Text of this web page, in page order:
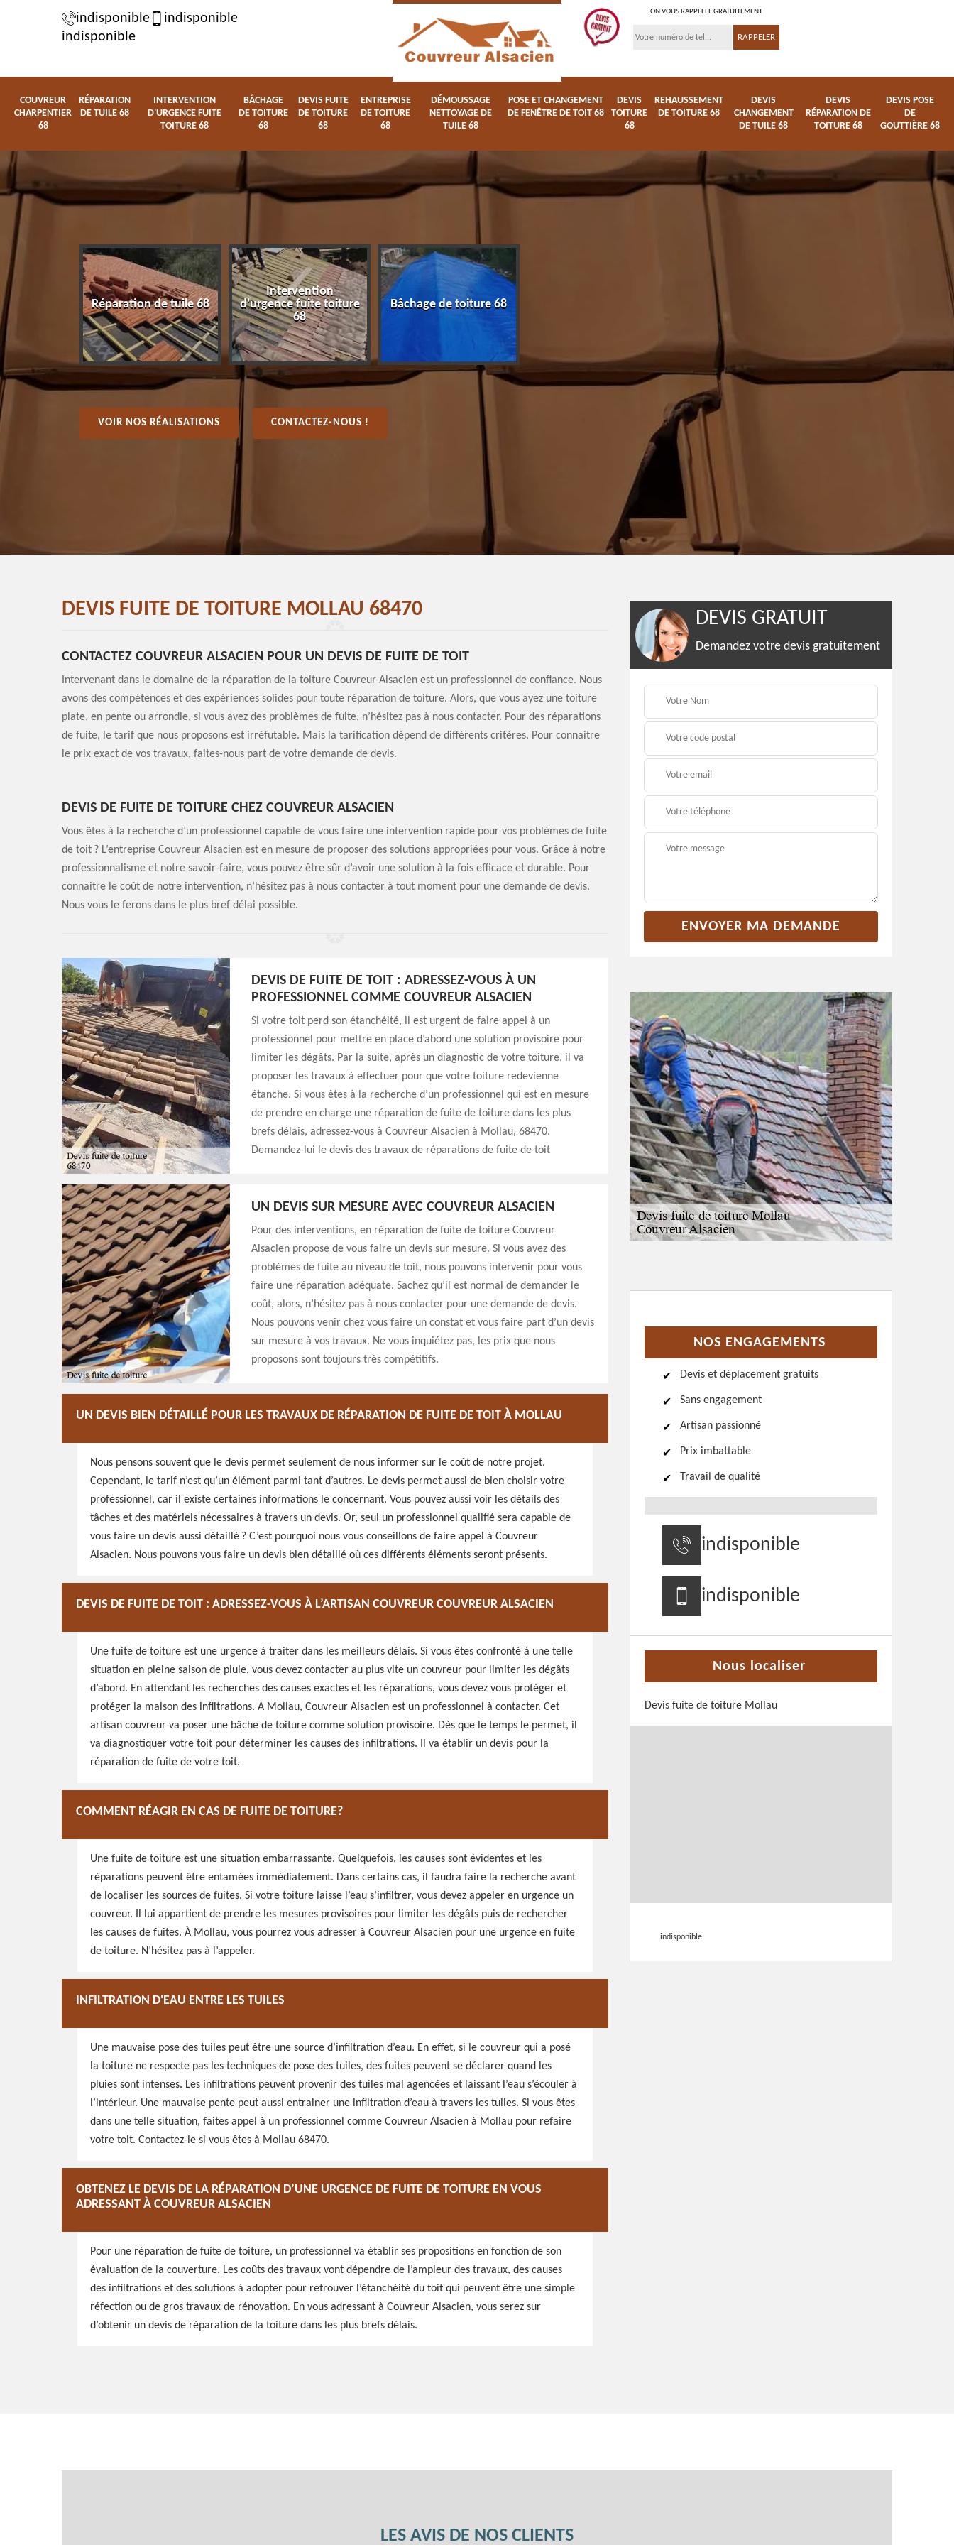
indisponible
indisponible
indisponible
ON VOUS RAPPELLE GRATUITEMENT
COUVREUR
CHARPENTIER
68
RÉPARATION
DE TUILE 68
INTERVENTION
D'URGENCE FUITE
TOITURE 68
BÂCHAGE
DE TOITURE
68
DEVIS FUITE
DE TOITURE
68
ENTREPRISE
DE TOITURE
68
DÉMOUSSAGE
NETTOYAGE DE
TUILE 68
POSE ET CHANGEMENT
DE FENÊTRE DE TOIT 68
DEVIS
TOITURE
68
REHAUSSEMENT
DE TOITURE 68
DEVIS
CHANGEMENT
DE TUILE 68
DEVIS
RÉPARATION DE
TOITURE 68
DEVIS POSE
DE
GOUTTIÈRE 68
Réparation de tuile 68
Intervention
d'urgence fuite toiture
68
Bâchage de toiture 68
Entreprise de toiture
nettoyage de tuile 68
VOIR NOS RÉALISATIONS CONTACTEZ-NOUS !
DEVIS FUITE DE TOITURE MOLLAU 68470
CONTACTEZ COUVREUR ALSACIEN POUR UN DEVIS DE FUITE DE TOIT
Intervenant dans le domaine de la réparation de la toiture Couvreur Alsacien est un professionnel de confiance. Nous
avons des compétences et des expériences solides pour toute réparation de toiture. Alors, que vous ayez une toiture
plate, en pente ou arrondie, si vous avez des problèmes de fuite, n’hésitez pas à nous contacter. Pour des réparations
de fuite, le tarif que nous proposons est irréfutable. Mais la tarification dépend de différents critères. Pour connaitre
le prix exact de vos travaux, faites-nous part de votre demande de devis.
DEVIS DE FUITE DE TOITURE CHEZ COUVREUR ALSACIEN
Vous êtes à la recherche d’un professionnel capable de vous faire une intervention rapide pour vos problèmes de fuite
de toit ? L’entreprise Couvreur Alsacien est en mesure de proposer des solutions appropriées pour vous. Grâce à notre
professionnalisme et notre savoir-faire, vous pouvez être sûr d’avoir une solution à la fois efficace et durable. Pour
connaitre le coût de notre intervention, n’hésitez pas à nous contacter à tout moment pour une demande de devis.
Nous vous le ferons dans le plus bref délai possible.
DEVIS DE FUITE DE TOIT : ADRESSEZ-VOUS À UN
PROFESSIONNEL COMME COUVREUR ALSACIEN
Si votre toit perd son étanchéité, il est urgent de faire appel à un
professionnel pour mettre en place d’abord une solution provisoire pour
limiter les dégâts. Par la suite, après un diagnostic de votre toiture, il va
proposer les travaux à effectuer pour que votre toiture redevienne
étanche. Si vous êtes à la recherche d’un professionnel qui est en mesure
de prendre en charge une réparation de fuite de toiture dans les plus
brefs délais, adressez-vous à Couvreur Alsacien à Mollau, 68470.
Demandez-lui le devis des travaux de réparations de fuite de toit
UN DEVIS SUR MESURE AVEC COUVREUR ALSACIEN
Pour des interventions, en réparation de fuite de toiture Couvreur
Alsacien propose de vous faire un devis sur mesure. Si vous avez des
problèmes de fuite au niveau de toit, nous pouvons intervenir pour vous
faire une réparation adéquate. Sachez qu’il est normal de demander le
coût, alors, n’hésitez pas à nous contacter pour une demande de devis.
Nous pouvons venir chez vous faire un constat et vous faire part d’un devis
sur mesure à vos travaux. Ne vous inquiétez pas, les prix que nous
proposons sont toujours très compétitifs.
UN DEVIS BIEN DÉTAILLÉ POUR LES TRAVAUX DE RÉPARATION DE FUITE DE TOIT À MOLLAU
Nous pensons souvent que le devis permet seulement de nous informer sur le coût de notre projet.
Cependant, le tarif n’est qu’un élément parmi tant d’autres. Le devis permet aussi de bien choisir votre
professionnel, car il existe certaines informations le concernant. Vous pouvez aussi voir les détails des
tâches et des matériels nécessaires à travers un devis. Or, seul un professionnel qualifié sera capable de
vous faire un devis aussi détaillé ? C’est pourquoi nous vous conseillons de faire appel à Couvreur
Alsacien. Nous pouvons vous faire un devis bien détaillé où ces différents éléments seront présents.
DEVIS DE FUITE DE TOIT : ADRESSEZ-VOUS À L’ARTISAN COUVREUR COUVREUR ALSACIEN
Une fuite de toiture est une urgence à traiter dans les meilleurs délais. Si vous êtes confronté à une telle
situation en pleine saison de pluie, vous devez contacter au plus vite un couvreur pour limiter les dégâts
d’abord. En attendant les recherches des causes exactes et les réparations, vous devez vous protéger et
protéger la maison des infiltrations. A Mollau, Couvreur Alsacien est un professionnel à contacter. Cet
artisan couvreur va poser une bâche de toiture comme solution provisoire. Dès que le temps le permet, il
va diagnostiquer votre toit pour déterminer les causes des infiltrations. Il va établir un devis pour la
réparation de fuite de votre toit.
COMMENT RÉAGIR EN CAS DE FUITE DE TOITURE?
Une fuite de toiture est une situation embarrassante. Quelquefois, les causes sont évidentes et les
réparations peuvent être entamées immédiatement. Dans certains cas, il faudra faire la recherche avant
de localiser les sources de fuites. Si votre toiture laisse l’eau s’infiltrer, vous devez appeler en urgence un
couvreur. Il lui appartient de prendre les mesures provisoires pour limiter les dégâts puis de rechercher
les causes de fuites. À Mollau, vous pourrez vous adresser à Couvreur Alsacien pour une urgence en fuite
de toiture. N’hésitez pas à l’appeler.
INFILTRATION D'EAU ENTRE LES TUILES
Une mauvaise pose des tuiles peut être une source d’infiltration d’eau. En effet, si le couvreur qui a posé
la toiture ne respecte pas les techniques de pose des tuiles, des fuites peuvent se déclarer quand les
pluies sont intenses. Les infiltrations peuvent provenir des tuiles mal agencées et laissant l’eau s’écouler à
l’intérieur. Une mauvaise pente peut aussi entrainer une infiltration d’eau à travers les tuiles. Si vous êtes
dans une telle situation, faites appel à un professionnel comme Couvreur Alsacien à Mollau pour refaire
votre toit. Contactez-le si vous êtes à Mollau 68470.
OBTENEZ LE DEVIS DE LA RÉPARATION D’UNE URGENCE DE FUITE DE TOITURE EN VOUS
ADRESSANT À COUVREUR ALSACIEN
Pour une réparation de fuite de toiture, un professionnel va établir ses propositions en fonction de son
évaluation de la couverture. Les coûts des travaux vont dépendre de l’ampleur des travaux, des causes
des infiltrations et des solutions à adopter pour retrouver l’étanchéité du toit qui peuvent être une simple
réfection ou de gros travaux de rénovation. En vous adressant à Couvreur Alsacien, vous serez sur
d’obtenir un devis de réparation de la toiture dans les plus brefs délais.
DEVIS GRATUIT
Demandez votre devis gratuitement
NOS ENGAGEMENTS
Devis et déplacement gratuits
Sans engagement
Artisan passionné
Prix imbattable
Travail de qualité
indisponible
indisponible
Nous localiser
Devis fuite de toiture Mollau
indisponible
LES AVIS DE NOS CLIENTS